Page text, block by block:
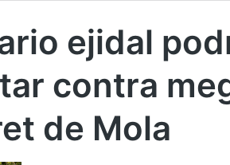
ejidal
contra
de Mola